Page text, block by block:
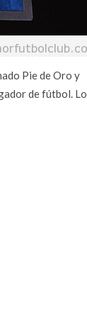
Pie de Oro y
de fútbol. Lo